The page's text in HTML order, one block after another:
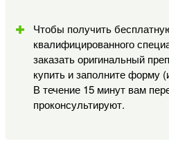
Чтобы получить
квалифицированного
заказать оригинальный
купить и заполните форму
В течение 15 минут вам
проконсультируют.